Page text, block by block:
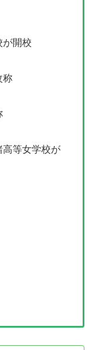
開校
称
等女学校が